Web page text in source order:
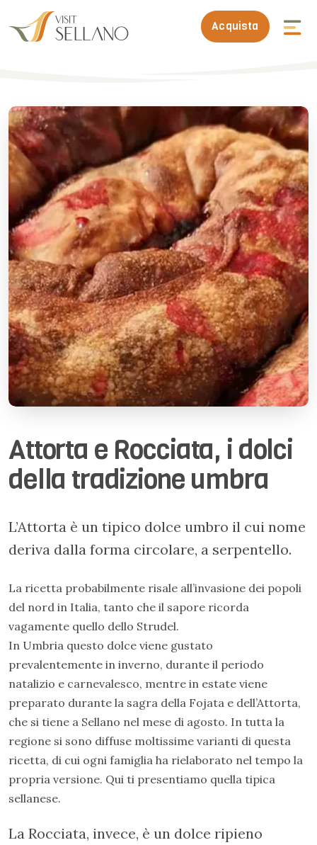
Acquista
Attorta e Rocciata, i dolci
della tradizione umbra
L’Attorta è un tipico dolce umbro il cui nome
deriva dalla forma circolare, a serpentello.
La ricetta probabilmente risale all’invasione dei popoli
del nord in Italia, tanto che il sapore ricorda
vagamente quello dello Strudel.
In Umbria questo dolce viene gustato
prevalentemente in inverno, durante il periodo
natalizio e carnevalesco, mentre in estate viene
preparato durante la sagra della Fojata e dell’Attorta,
che si tiene a Sellano nel mese di agosto. In tutta la
regione si sono diffuse moltissime varianti di questa
ricetta, di cui ogni famiglia ha rielaborato nel tempo la
propria versione. Qui ti presentiamo quella tipica
sellanese.
La Rocciata, invece, è un dolce ripieno